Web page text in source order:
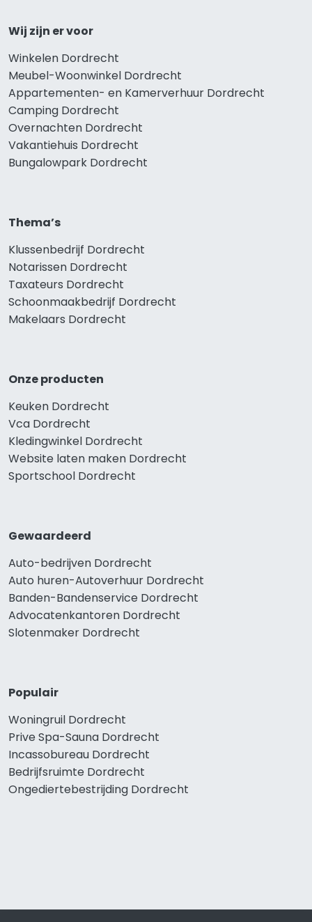
Wij zijn er voor
Winkelen Dordrecht
Meubel-Woonwinkel Dordrecht
Appartementen- en Kamerverhuur Dordrecht
Camping Dordrecht
Overnachten Dordrecht
Vakantiehuis Dordrecht
Bungalowpark Dordrecht
Thema’s
Klussenbedrijf Dordrecht
Notarissen Dordrecht
Taxateurs Dordrecht
Schoonmaakbedrijf Dordrecht
Makelaars Dordrecht
Onze producten
Keuken Dordrecht
Vca Dordrecht
Kledingwinkel Dordrecht
Website laten maken Dordrecht
Sportschool Dordrecht
Gewaardeerd
Auto-bedrijven Dordrecht
Auto huren-Autoverhuur Dordrecht
Banden-Bandenservice Dordrecht
Advocatenkantoren Dordrecht
Slotenmaker Dordrecht
Populair
Woningruil Dordrecht
Prive Spa-Sauna Dordrecht
Incassobureau Dordrecht
Bedrijfsruimte Dordrecht
Ongediertebestrijding Dordrecht